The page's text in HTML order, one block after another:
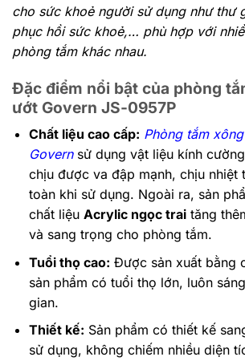
cho sức khoẻ người sử dụng như thư
phục hồi sức khoẻ,… phù hợp với
phòng tắm khác nhau.
Đặc điểm nổi bật của phòng
ướt Govern JS-0957P
Chất liệu cao cấp: Phòng tắm
Governsử dụng vật liệu kính
chịu được va đập mạnh, chịu nhiệt
toàn khi sử dụng. Ngoài ra, sản
chất liệu Acrylic ngọc traităng
và sang trọng cho phòng tắm.
Tuổi thọ cao: Được sản xuất bằng
sản phẩm có tuổi thọ lớn, luôn
gian.
Thiết kế: Sản phẩm có thiết kế
sử dụng, không chiếm nhiều diện